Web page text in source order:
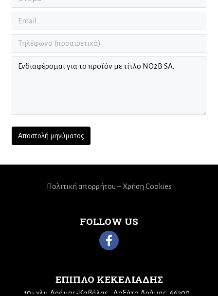
ΕΠΙΠΛΟ ΚΕΚΕΛΙΑΔΗΣ
10ο χλμ Δράμας-Καβάλας Δοξάτο Δράμας, 66300
FOLLOW US
Πολιτική απορρήτου – Χρήση Cookies